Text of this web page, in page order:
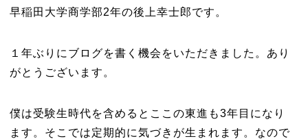
早稲田大学商学部2年の後上幸士郎です。
１年ぶりにブログを書く機会をいただきました。あり
がとうございます。
僕は受験生時代を含めるとここの東進も3年目になり
ます。そこでは定期的に気づきが生まれます。なので